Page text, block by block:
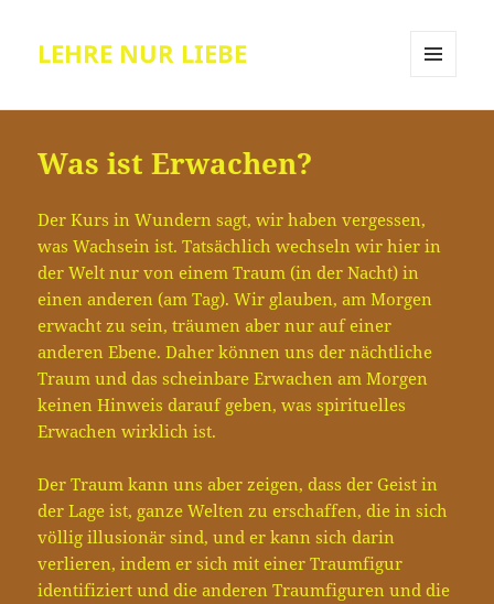
LEHRE NUR LIEBE
Was ist Erwachen?
Der Kurs in Wundern sagt, wir haben vergessen,
was Wachsein ist. Tatsächlich wechseln wir hier in
der Welt nur von einem Traum (in der Nacht) in
einen anderen (am Tag). Wir glauben, am Morgen
erwacht zu sein, träumen aber nur auf einer
anderen Ebene. Daher können uns der nächtliche
Traum und das scheinbare Erwachen am Morgen
keinen Hinweis darauf geben, was spirituelles
Erwachen wirklich ist.
Der Traum kann uns aber zeigen, dass der Geist in
der Lage ist, ganze Welten zu erschaffen, die in sich
völlig illusionär sind, und er kann sich darin
verlieren, indem er sich mit einer Traumfigur
identifiziert und die anderen Traumfiguren und die